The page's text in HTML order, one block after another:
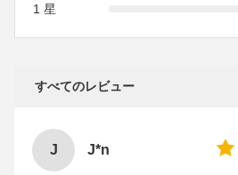
1 星
すべてのレビュー
J J*n